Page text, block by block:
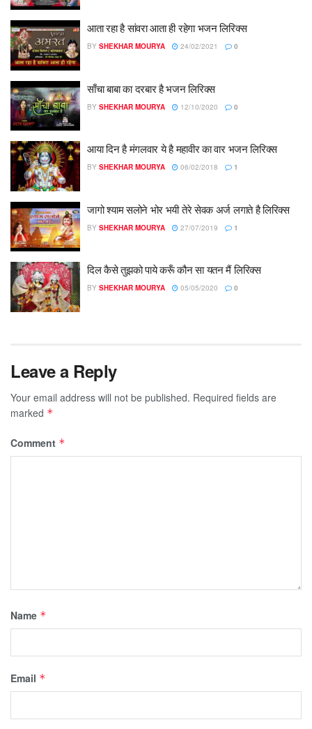
आता रहा है सांवरा आता ही रहेगा भजन लिरिक्स
BY SHEKHAR MOURYA 24/02/2021 0
साँचा बाबा का दरबार है भजन लिरिक्स
BY SHEKHAR MOURYA 12/10/2020 0
आया दिन है मंगलवार ये है महावीर का वार भजन लिरिक्स
BY SHEKHAR MOURYA 06/02/2018 1
जागो श्याम सलोने भोर भयी तेरे सेवक अर्ज लगाते है लिरिक्स
BY SHEKHAR MOURYA 27/07/2019 1
दिल कैसे तुझको पाये करूँ कौन सा यतन मैं लिरिक्स
BY SHEKHAR MOURYA 05/05/2020 0
Leave a Reply
Your email address will not be published. Required fields are
marked *
Comment *
Name *
Email *